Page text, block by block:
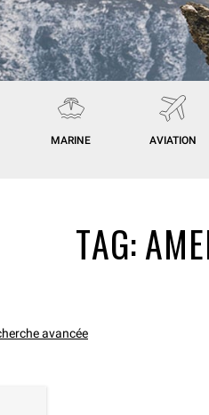
MARINE AVIATION
TAG:
avancée